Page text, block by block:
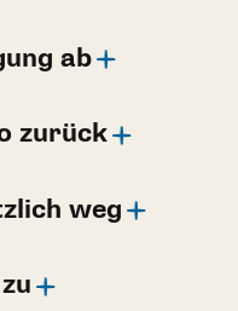
ab
zurück
weg